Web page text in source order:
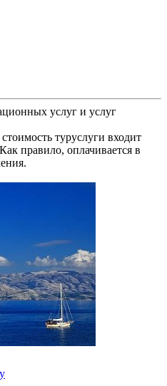
услуг и услуг
туруслуги входит
правило, оплачивается в